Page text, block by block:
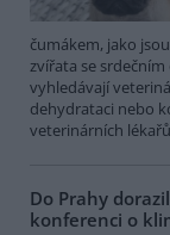
čumákem, jako
zvířata se
vyhledávají
dehydrataci nebo
veterinárních
Do Prahy
konferenci o